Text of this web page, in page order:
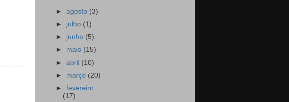
►agosto (3)
► julho (1)
► junho (5)
► maio (15)
►abril (10)
► março (20)
►fevereiro
(17)